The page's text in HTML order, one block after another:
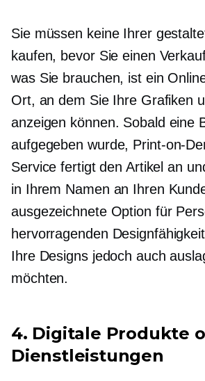
Sie müssen keine Ihrer
kaufen, bevor Sie einen
was Sie brauchen, ist ein
Ort, an dem Sie Ihre Grafiken
anzeigen können. Sobald eine
aufgegeben wurde, Print-on-
Service fertigt den Artikel an
in Ihrem Namen an Ihren
ausgezeichnete Option für
hervorragenden
Ihre Designs jedoch auch
möchten.
4. Digitale Produkte
Dienstleistungen